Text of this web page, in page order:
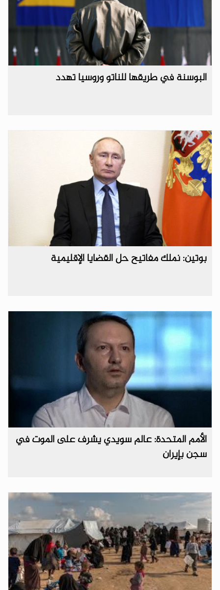
البوسنة في طريقها للناتو وروسيا تهدد
بوتين: نملك مفاتيح حل القضايا الإقليمية
الأمم المتحدة: عالم سويدي يشرف على الموت في
سجن بإيران